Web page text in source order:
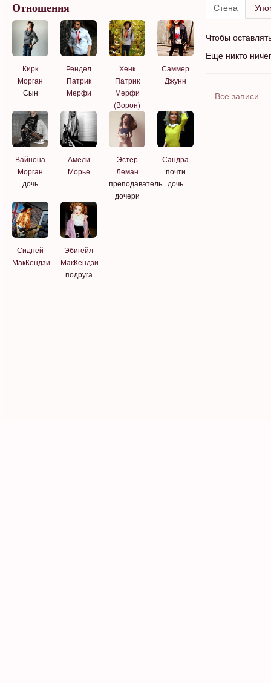
Отношения
Кирк
Морган
Сын
Рендел
Патрик
Мерфи
Хенк
Патрик
Мерфи
(Ворон)
Саммер
Джунн
Вайнона
Морган
дочь
Амели
Морье
Эстер
Леман
преподаватель
дочери
Сандра
почти
дочь
Сидней
МакКендзи
Эбигейл
МакКендзи
подруга
Стена
Чтобы
Еще никто
Все записи